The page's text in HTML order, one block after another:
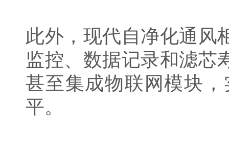
此外，现代自净化通风
监控、数据记录和滤芯
甚至集成物联网模块
平。